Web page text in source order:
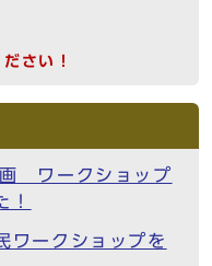
さい！
画 ワークショップ
ークショップを